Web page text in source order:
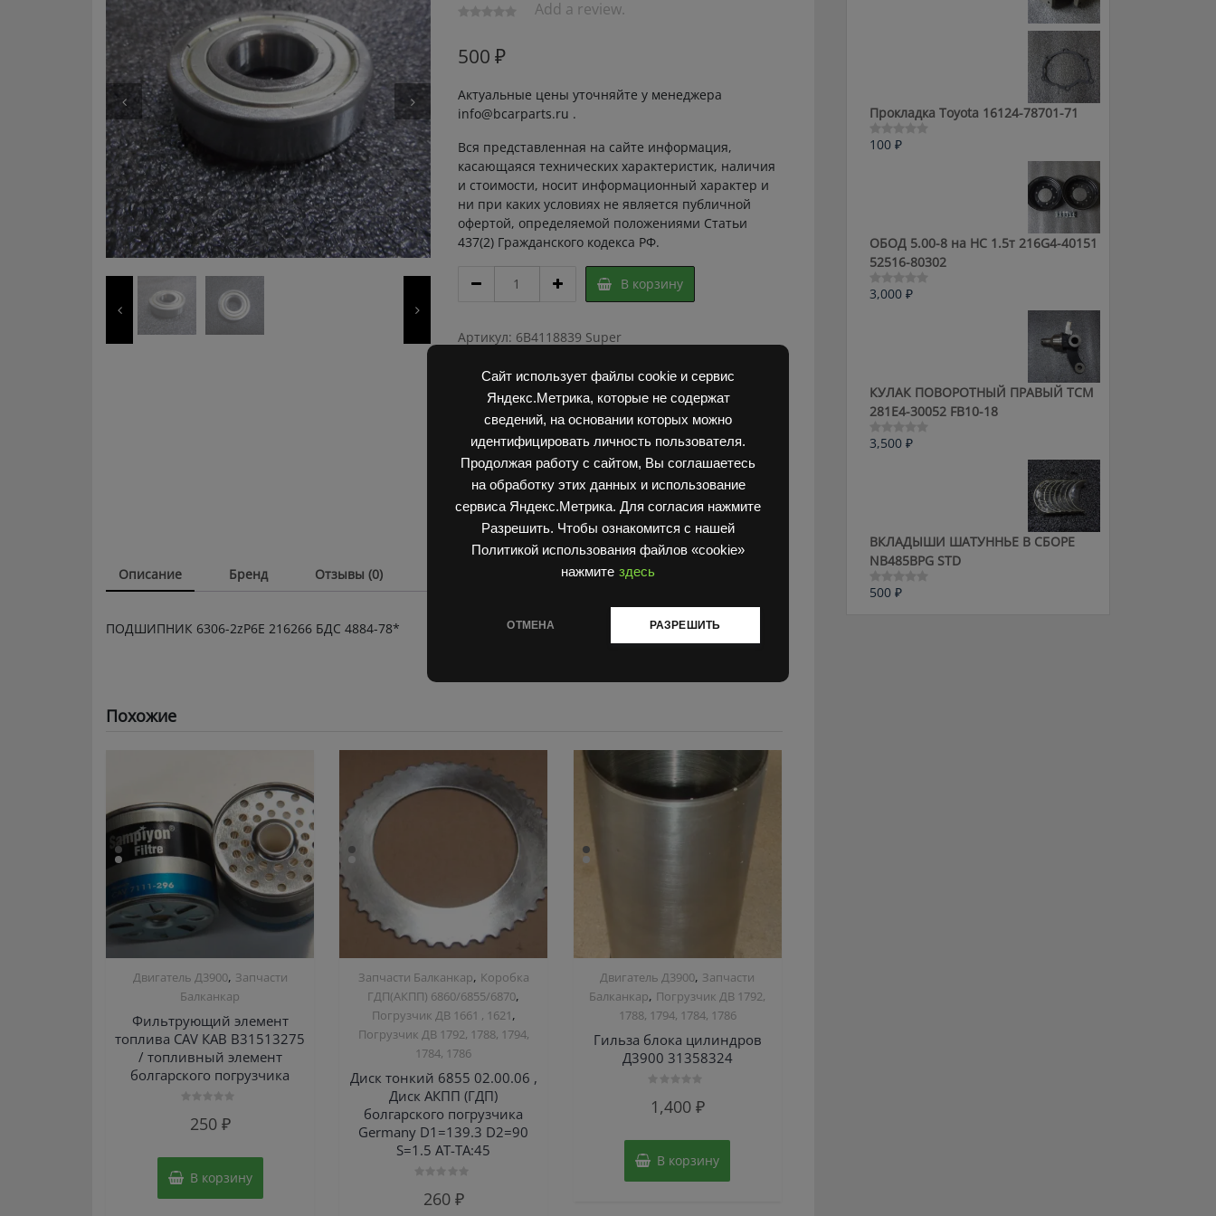
Сайт использует файлы cookie и сервис
Яндекс.Метрика, которые не содержат
сведений, на основании которых можно
идентифицировать личность пользователя.
Продолжая работу с сайтом, Вы соглашаетесь
на обработку этих данных и использование
сервиса Яндекс.Метрика. Для согласия нажмите
Разрешить. Чтобы ознакомится с нашей
Политикой использования файлов «cookie»
нажмите здесь
ОТМЕНА РАЗРЕШИТЬ
Add a review.
500 ₽
Актуальные цены уточняйте у менеджера
info@bcarparts.ru .
Вся представленная на сайте информация,
касающаяся технических характеристик, наличия
и стоимости, носит информационный характер и
ни при каких условиях не является публичной
офертой, определяемой положениями Статьи
437(2) Гражданского кодекса РФ.
6306-
216266
БДС
4884-
quantity
В корзину
Артикул: 6B4118839 Super
1792, 1788, 1794, 1784, 1786
Описание Бренд Отзывы (0)
ПОДШИПНИК 6306-2zP6E 216266 БДС 4884-78*
Похожие
Двигатель Д3900, Запчасти
Балканкар
Фильтрующий элемент
топлива CAV КАВ B31513275
/ топливный элемент
болгарского погрузчика
250 ₽
В корзину
Запчасти Балканкар, Коробка
ГДП(АКПП) 6860/6855/6870,
Погрузчик ДВ 1661 , 1621,
Погрузчик ДВ 1792, 1788, 1794,
1784, 1786
Диск тонкий 6855 02.00.06 ,
Диск АКПП (ГДП)
болгарского погрузчика
Germany D1=139.3 D2=90
S=1.5 AT-TA:45
260 ₽
Двигатель Д3900, Запчасти
Балканкар, Погрузчик ДВ 1792,
1788, 1794, 1784, 1786
Гильза блока цилиндров
Д3900 31358324
01,400 ₽
В корзину
Прокладка Toyota 16124-78701-71
Оценка
100 ₽
ОБОД 5.00-8 на HC 1.5т 216G4-40151
52516-80302
Оценка
3,000 ₽
КУЛАК ПОВОРОТНЫЙ ПРАВЫЙ ТСМ
281E4-30052 FB10-18
Оценка
3,500 ₽
ВКЛАДЫШИ ШАТУННЬЕ В СБОРЕ
NB485BPG STD
Оценка
500 ₽